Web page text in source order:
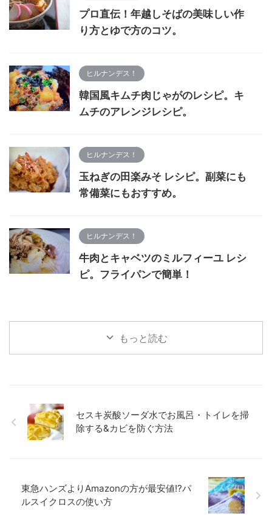
プロ直伝！年越しそばの美味しい作
り方とゆで方のコツ。
ヒルナンデス！
韓国風キムチ肉じゃがのレシピ。キ
ムチのアレンジレシピ。
ヒルナンデス！
玉ねぎの田楽みそ レシピ。副菜にも
常備菜にもおすすめ。
ヒルナンデス！
牛肉とキャベツのミルフィーユ レシ
ピ。フライパンで簡単！
もっと読む
セスキ炭酸ソーダ水でお風呂・トイレを掃
除する&カビを防ぐ方法
東急ハンズよりAmazonの方が最安値!?パ
ルスイクロスの使い方